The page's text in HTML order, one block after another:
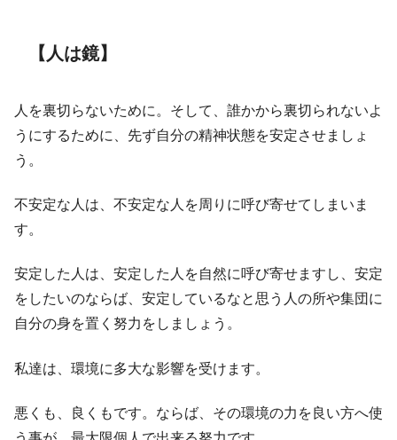
【人は鏡】
人を裏切らないために。そして、誰かから裏切られないよ
うにするために、先ず自分の精神状態を安定させましょ
う。
不安定な人は、不安定な人を周りに呼び寄せてしまいま
す。
安定した人は、安定した人を自然に呼び寄せますし、安定
をしたいのならば、安定しているなと思う人の所や集団に
自分の身を置く努力をしましょう。
私達は、環境に多大な影響を受けます。
悪くも、良くもです。ならば、その環境の力を良い方へ使